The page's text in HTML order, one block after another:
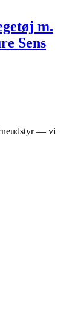
m.
Sens
— vi